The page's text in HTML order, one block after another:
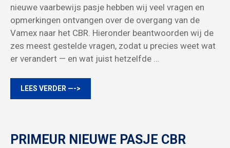
nieuwe vaarbewijs pasje hebben wij veel vragen en
opmerkingen ontvangen over de overgang van de
Vamex naar het CBR. Hieronder beantwoorden wij de
zes meest gestelde vragen, zodat u precies weet wat
er verandert — en wat juist hetzelfde …
LEES VERDER —->
PRIMEUR NIEUWE PASJE CBR